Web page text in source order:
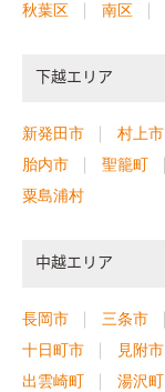
秋葉区
南区
下越エリア
新発田市 村上市
胎内市
聖籠町
粟島浦村
中越エリア
長岡市 三条市
十日町市
見附市
出雲崎町
湯沢町